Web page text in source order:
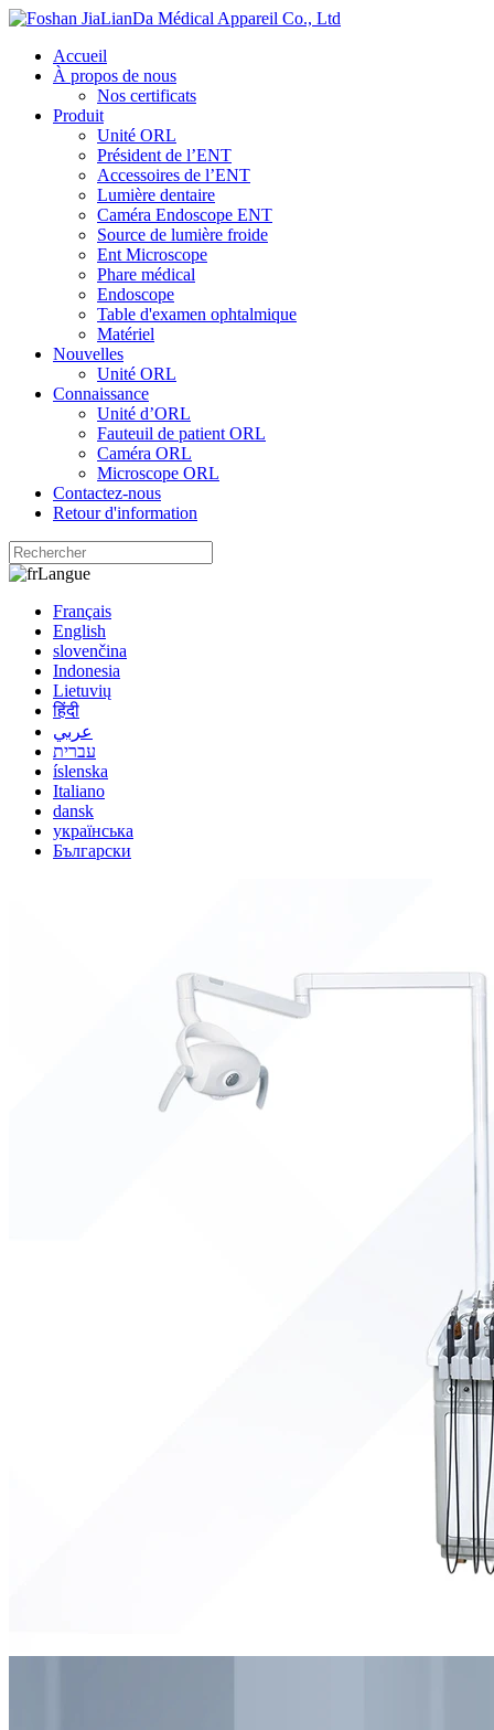
Accueil
À propos de nous
Nos certificats
Produit
Unité ORL
Président de l’ENT
Accessoires de l’ENT
Lumière dentaire
Caméra Endoscope ENT
Source de lumière froide
Ent Microscope
Phare médical
Endoscope
Table d'examen ophtalmique
Matériel
Nouvelles
Unité ORL
Connaissance
Unité d’ORL
Fauteuil de patient ORL
Caméra ORL
Microscope ORL
Contactez-nous
Retour d'information
Langue
Français
English
slovenčina
Indonesia
Lietuvių
हिंदी
عربي
עברית
íslenska
Italiano
dansk
українська
Български